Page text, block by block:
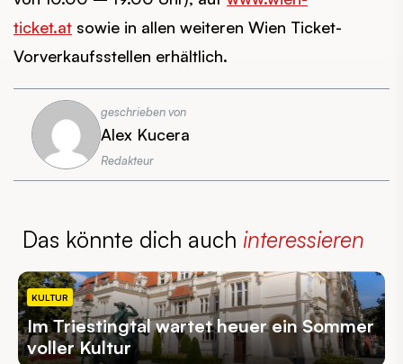
ticket.at sowie in allen weiteren Wien Ticket-
Vorverkaufsstellen erhältlich.
geschrieben von
Alex Kucera
Redakteur
Das könnte dich auch interessieren
KULTUR
Im Triestingtal wartet heuer ein Sommer
voller Kultur